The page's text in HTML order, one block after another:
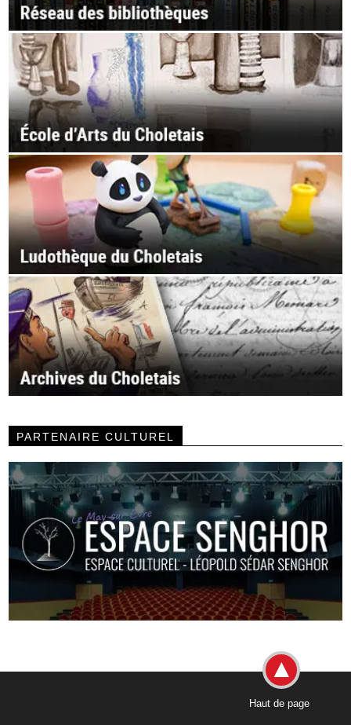
PARTENAIRE CULTUREL
Haut de page